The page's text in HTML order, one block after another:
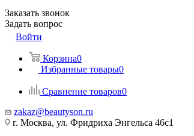
Заказать звонок
Задать вопрос
Войти
Корзина0
Избранные товары0
Сравнение товаров0
zakaz@beautyson.ru
г. Москва, ул. Фридриха Энгельса 46с1